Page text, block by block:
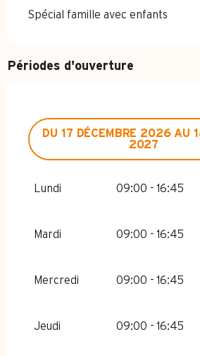
Spécial famille avec enfants
Périodes d'ouverture
2026
DU 17 DÉCEMBRE 2026AU
2027
Lundi 09:00 - 16:45
Mardi 09:00 - 16:45
Mercredi 09:00 - 16:45
Jeudi 09:00 - 16:45